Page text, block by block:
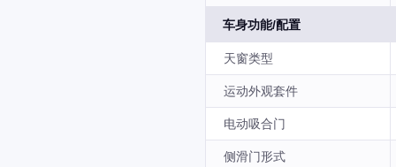
车身功能/配置
天窗类型
运动外观套件
电动吸合门
侧滑门形式